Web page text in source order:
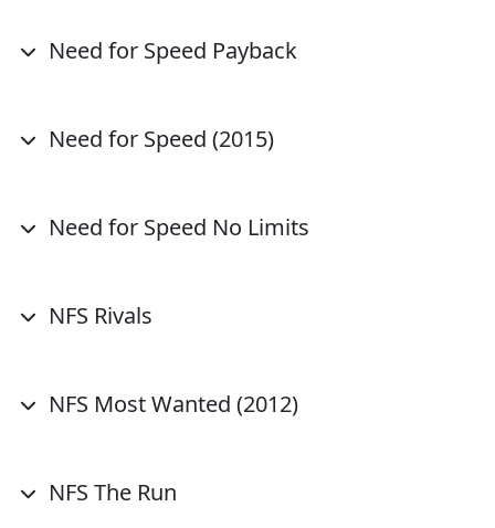
Need for Speed Payback
Need for Speed (2015)
Need for Speed No Limits
NFS Rivals
NFS Most Wanted (2012)
NFS The Run